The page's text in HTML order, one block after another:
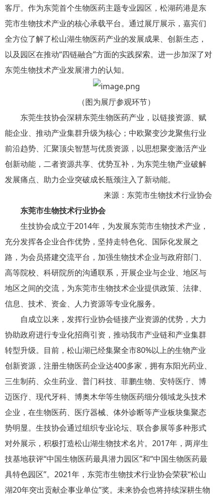
客厅。作为东莞首个生物医药主题专业园区，松湖药港是东
莞市生物技术产业的核心承载平台。通过展厅展示，嘉宾们
全方位了解了松山湖生物医药产业的发展成果、创新生态，
以及园区在推动“四链融合”方面的实践探索。进一步加深了对
东莞生物技术产业发展潜力的认知。
（图为展厅参观环节）
东莞生技协会深耕东莞生物医药产业，以链接资源、赋
能企业、推动产业集群升级为核心；中欧聚变沙龙聚焦行业
前沿趋势、汇聚顶尖智慧与优质资源，以思想聚变激活产业
创新动能，二者资源共享、优势互补，为东莞生物产业破解
发展痛点、助力企业突破成长瓶颈注入了新动能。
来源：东莞市生物技术行业协会
东莞市生物技术行业协会
生技协会成立于2014年，为发展东莞市生物技术产业，
充分发挥各企业合作优势，坚持走特色化、国际化发展之
路，为会员搭建交流平台，加强生物技术企业与政府部门、
高等院校、科研院所的沟通联系，开展企业与企业、地区与
地区之间的交流，为东莞市生物技术企业提供政策、法律、
信息、技术、资金、人力资源等专业化服务。
自成立以来，发挥行业协会链接产业资源的优势，大力
协助政府进行专业化招商引资，推动我市产业链和产业集群
转型升级。目前，松山湖已经集聚全市80%以上的生物产业
创新资源，注册生物医药企业达400多家，拥有东阳光药业、
三生制药、众生药业、普门科技、菲鹏生物、安特医疗、博
迈医疗、现代牙科、博奥木华等生物医药细分领域龙头技术
企业，在生物医药、医疗器械、体外诊断等产业板块集聚态
势明显。生技协会通过组织专业论坛、联合参展等多种形式
对外展示，积极打造松山湖生物技术名片。2017年，两岸生
技基地获评“中国生物医药最具潜力园区”和“中国生物医药最
具特色园区”。2021年，东莞市生物技术行业协会荣获“松山
湖20年突出贡献企事业单位”奖。未来协会也将持续深耕生物